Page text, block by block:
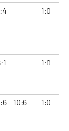
1:0
1:0
10:6 1:0